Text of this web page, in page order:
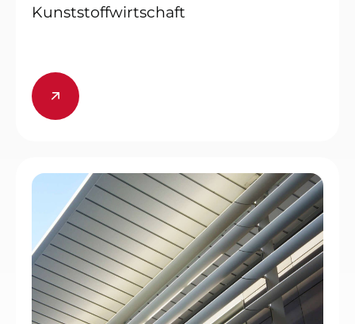
Kunststoffwirtschaft